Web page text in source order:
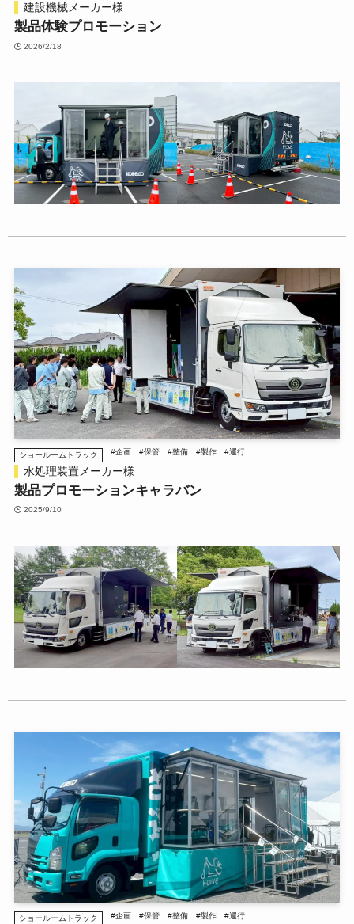
建設機械メーカー様
製品体験プロモーション
2026/2/18
ショールームトラック #企画 #保管 #整備 #製作 #運行
水処理装置メーカー様
製品プロモーションキャラバン
2025/9/10
ショールームトラック #企画 #保管 #整備 #製作 #運行